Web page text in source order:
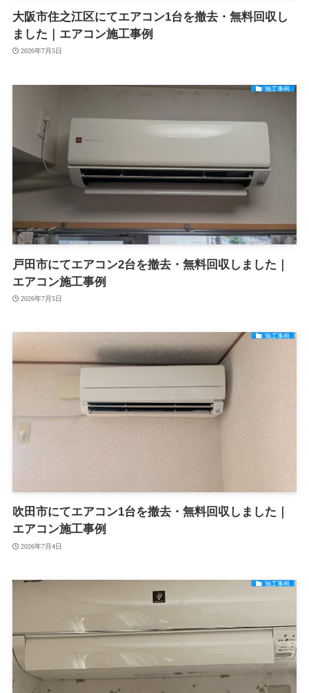
大阪市住之江区にてエアコン1台を撤去・無料回収し
ました｜エアコン施工事例
2026年7月5日
施工事例
戸田市にてエアコン2台を撤去・無料回収しました｜
エアコン施工事例
2026年7月5日
施工事例
吹田市にてエアコン1台を撤去・無料回収しました｜
エアコン施工事例
2026年7月4日
施工事例